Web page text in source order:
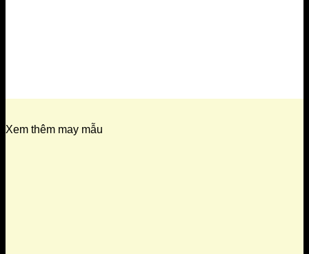
Xem thêm may mẫu